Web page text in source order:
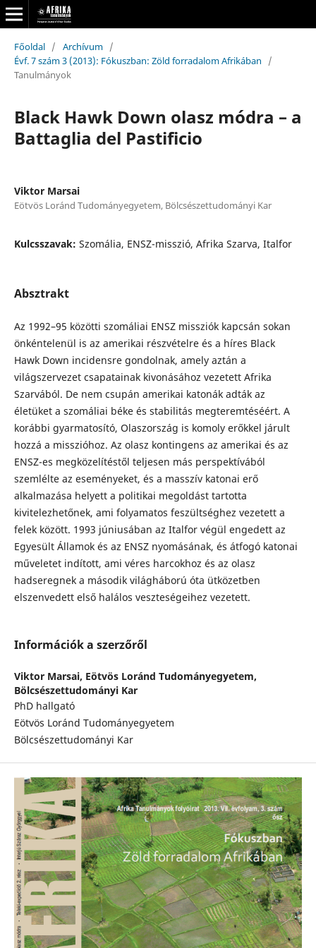
Főoldal / Archívum /
Évf. 7 szám 3 (2013): Fókuszban: Zöld forradalom Afrikában
/
Tanulmányok
Black Hawk Down olasz módra – a
Battaglia del Pastificio
Viktor Marsai
Eötvös Loránd Tudományegyetem, Bölcsészettudományi Kar
Kulcsszavak: Szomália, ENSZ-misszió, Afrika Szarva, Italfor
Absztrakt
Az 1992–95 közötti szomáliai ENSZ missziók kapcsán sokan
önkéntelenül is az amerikai részvételre és a híres Black
Hawk Down incidensre gondolnak, amely aztán a
világszervezet csapatainak kivonásához vezetett Afrika
Szarvából. De nem csupán amerikai katonák adták az
életüket a szomáliai béke és stabilitás megteremtéséért. A
korábbi gyarmatosító, Olaszország is komoly erőkkel járult
hozzá a misszióhoz. Az olasz kontingens az amerikai és az
ENSZ-es megközelítéstől teljesen más perspektívából
szemlélte az eseményeket, és a masszív katonai erő
alkalmazása helyett a politikai megoldást tartotta
kivitelezhetőnek, ami folyamatos feszültséghez vezetett a
felek között. 1993 júniusában az Italfor végül engedett az
Egyesült Államok és az ENSZ nyomásának, és átfogó katonai
műveletet indított, ami véres harcokhoz és az olasz
hadseregnek a második világháború óta ütközetben
elszenvedett első halálos veszteségeihez vezetett.
Információk a szerzőről
Viktor Marsai, Eötvös Loránd Tudományegyetem,
Bölcsészettudományi Kar
PhD hallgató
Eötvös Loránd Tudományegyetem
Bölcsészettudományi Kar